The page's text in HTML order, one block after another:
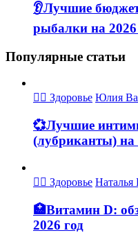
👂Лучшие
рыбалки на 2026
Популярные статьи
👩‍⚕ Здоровье Юлия
💞Лучшие
(лубриканты) на
👩‍⚕ Здоровье Наталья
🏥Витамин D:
2026 год